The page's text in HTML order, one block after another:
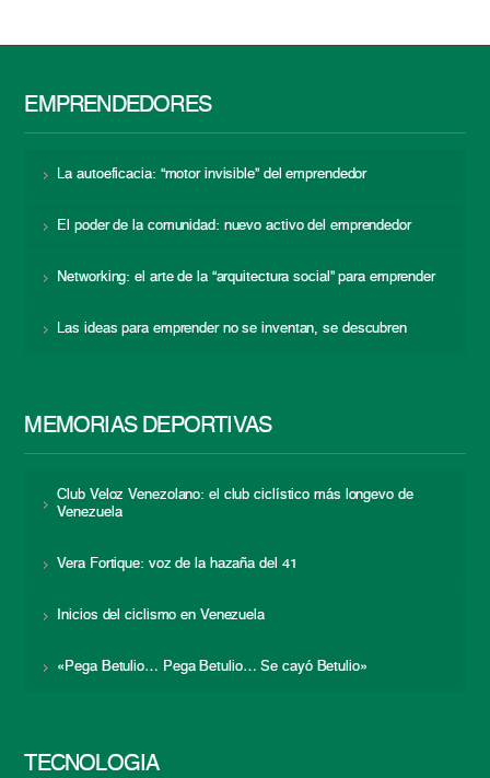
EMPRENDEDORES
La autoeficacia: “motor invisible” del emprendedor
El poder de la comunidad: nuevo activo del emprendedor
Networking: el arte de la “arquitectura social” para emprender
Las ideas para emprender no se inventan, se descubren
MEMORIAS DEPORTIVAS
Club Veloz Venezolano: el club ciclístico más longevo de
Venezuela
Vera Fortique: voz de la hazaña del 41
Inicios del ciclismo en Venezuela
«Pega Betulio… Pega Betulio… Se cayó Betulio»
TECNOLOGÍA